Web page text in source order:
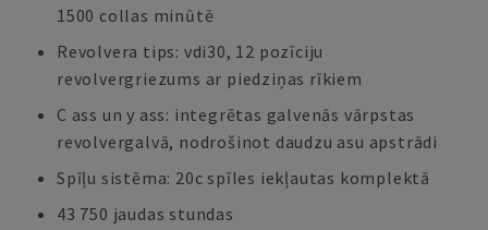
1500 collas minūtē
Revolvera tips: vdi30, 12 pozīciju
revolvergriezums ar piedziņas rīkiem
C ass un y ass: integrētas galvenās vārpstas
revolvergalvā, nodrošinot daudzu asu apstrādi
Spīļu sistēma: 20c spīles iekļautas komplektā
43 750 jaudas stundas